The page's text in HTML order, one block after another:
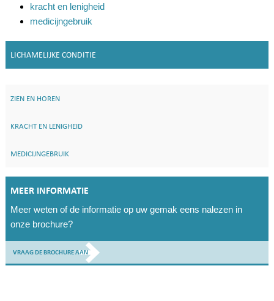
kracht en lenigheid
medicijngebruik
LICHAMELIJKE CONDITIE
ZIEN EN HOREN
KRACHT EN LENIGHEID
MEDICIJNGEBRUIK
MEER INFORMATIE
Meer weten of de informatie op uw gemak eens nalezen in
onze brochure?
VRAAG DE BROCHURE AAN